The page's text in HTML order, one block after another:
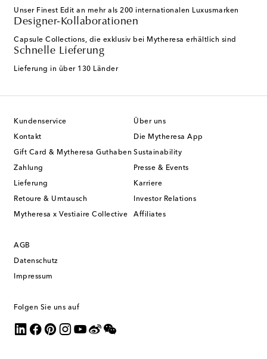
Unser Finest Edit an mehr als 200 internationalen Luxusmarken
Designer-Kollaborationen
Capsule Collections, die exklusiv bei Mytheresa erhältlich sind
Schnelle Lieferung
Lieferung in über 130 Länder
Kundenservice
Kontakt
Gift Card & Mytheresa Guthaben
Zahlung
Lieferung
Retoure & Umtausch
Mytheresa x Vestiaire Collective
Über uns
Die Mytheresa App
Sustainability
Presse & Events
Karriere
Investor Relations
Affiliates
AGB
Datenschutz
Impressum
Folgen Sie uns auf